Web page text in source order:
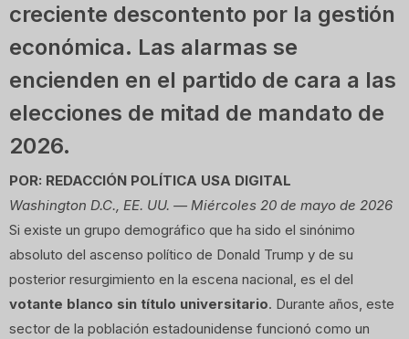
creciente descontento por la gestión
económica. Las alarmas se
encienden en el partido de cara a las
elecciones de mitad de mandato de
2026.
POR: REDACCIÓN POLÍTICA USA DIGITAL
Washington D.C., EE. UU. — Miércoles 20 de mayo de 2026
Si existe un grupo demográfico que ha sido el sinónimo
absoluto del ascenso político de Donald Trump y de su
posterior resurgimiento en la escena nacional, es el del
votante blanco sin título universitario. Durante años, este
sector de la población estadounidense funcionó como un